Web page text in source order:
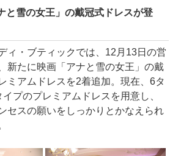
と雪の女王」の戴冠式ドレスが登
ィ・ブティックでは、12月13日の営
新たに映画「アナと雪の女王」の戴
ミアムドレスを2着追加。現在、6タ
プのプレミアムドレスを用意し、
セスの願いをしっかりとかなえられ